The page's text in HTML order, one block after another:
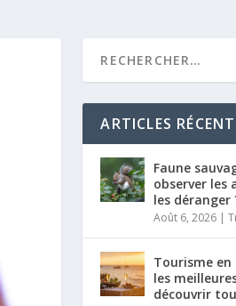
ARTICLES
Faune
observer les
les déranger
Août 6, 2026 |
Tourisme en
les
découvrir